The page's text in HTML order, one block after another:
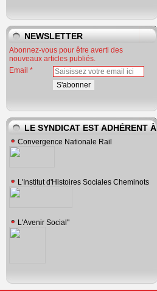
NEWSLETTER
Abonnez-vous pour être averti des
nouveaux articles publiés.
Email
LE SYNDICAT EST ADHÉRENT À
Convergence Nationale Rail
L'Institut d'Histoires Sociales Cheminots
L'Avenir Social"